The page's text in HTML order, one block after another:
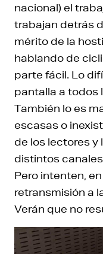
nacional) el
trabajan detrás
mérito de la
hablando de
parte fácil. Lo
pantalla a todos
También lo es
escasas o
de los lectores y
distintos
Pero intenten,
retransmisión a
Verán que no